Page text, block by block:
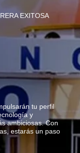
EXITOSA
tu perfil
y
ambiciosas. Con
estarás un paso